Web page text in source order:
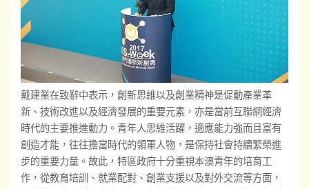
戴建業在致辭中表示，創新思維以及創業精神是促動產業革
新、技術改進以及經濟發展的重要元素，亦是當前互聯網經濟
時代的主要推進動力。青年人思維活躍，適應能力強而且富有
創造才能，往往擔當時代的領軍人物，是保持社會持續繁榮進
步的重要力量。故此，特區政府十分重視本澳青年的培育工
作，從教育培訓、就業配對、創業支援以及對外交流等方面，